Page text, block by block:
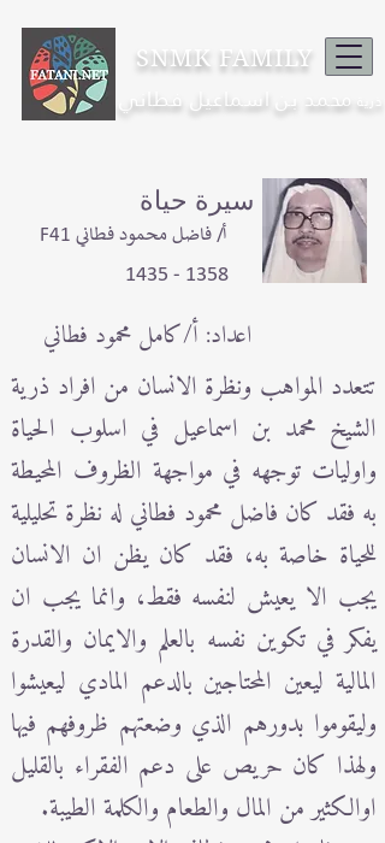
SNMK FAMILY
ذرية محمد بن اسماعيل فطاني
F41 أ/ فاضل محمود فطاني
سيرة حياة
1358 - 1435
اعداد: أ/كامل محمود فطاني
تتعدد المواهب ونظرة الانسان من افراد ذرية
الشيخ محمد بن اسماعيل في اسلوب الحياة
واوليات توجهه في مواجهة الظروف المحيطة
به فقد كان فاضل محمود فطاني له نظرة تحليلية
للحياة خاصة به، فقد كان يظن ان الانسان
يجب الا يعيش لنفسه فقط، وانما يجب ان
يفكر في تكوين نفسه بالعلم والايمان والقدرة
المالية ليعين المحتاجين بالدعم المادي ليعيشوا
وليقوموا بدورهم الذي وضعتهم ظروفهم فيها
ولهذا كان حريص على دعم الفقراء بالقليل
اوالكثير من المال والطعام والكلمة الطيبة.